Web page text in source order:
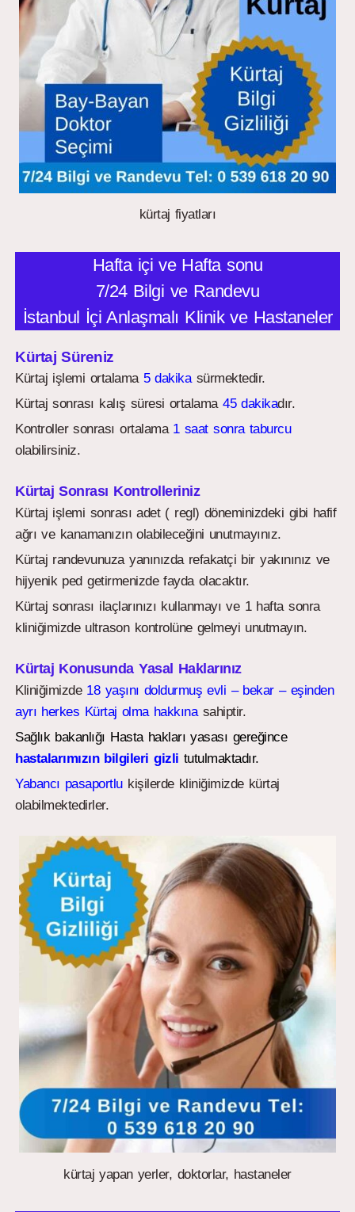
kürtaj fiyatları
Hafta içi ve Hafta sonu
7/24 Bilgi ve Randevu
İstanbul İçi Anlaşmalı Klinik ve Hastaneler
Kürtaj Süreniz
Kürtaj işlemi ortalama 5 dakikasürmektedir.
Kürtaj sonrası kalış süresi ortalama45 dakikadır.
Kontroller sonrası ortalama 1 saat sonra taburcu
olabilirsiniz.
Kürtaj Sonrası Kontrolleriniz
Kürtaj işlemi sonrası adet ( regl) döneminizdeki gibi hafif
ağrı ve kanamanızın olabileceğini unutmayınız.
Kürtaj randevunuza yanınızda refakatçi bir yakınınız ve
hijyenik ped getirmenizde fayda olacaktır.
Kürtaj sonrası ilaçlarınızı kullanmayı ve 1 hafta sonra
kliniğimizde ultrason kontrolüne gelmeyi unutmayın.
Kürtaj Konusunda Yasal Haklarınız
Kliniğimizde18 yaşını doldurmuş evli – bekar – eşinden
ayrı herkes Kürtaj olma hakkınasahiptir.
Sağlık bakanlığı Hasta hakları yasası gereğince
hastalarımızın bilgileri gizli tutulmaktadır.
Yabancı pasaportlukişilerde kliniğimizde kürtaj
olabilmektedirler.
kürtaj yapan yerler, doktorlar, hastaneler